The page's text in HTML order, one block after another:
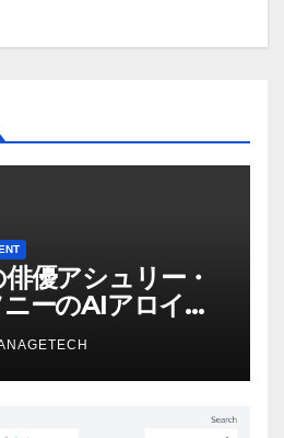
優アシュリー・
ーのAIアロイの
ゲームパフォー
術形式に不安を
– IGN